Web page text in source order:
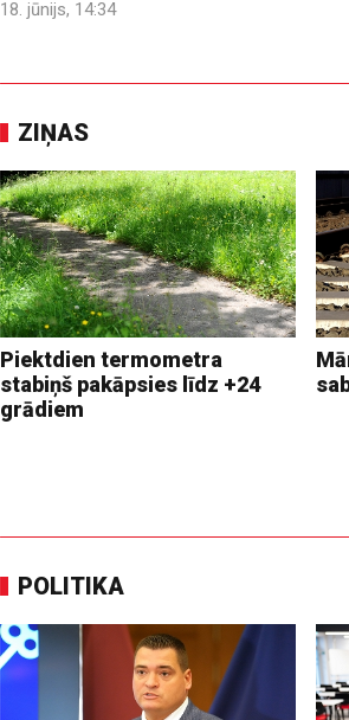
18. jūnijs, 14:34
ZIŅAS
Piektdien termometra
stabiņš pakāpsies līdz +24
grādiem
POLITIKA